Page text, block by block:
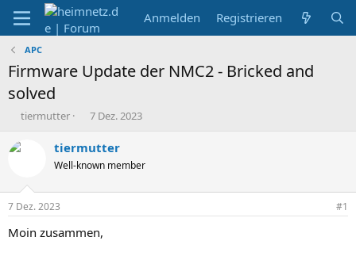
Anmelden Registrieren
APC
Firmware Update der NMC2 - Bricked and
solved
E
s
l
e
r
tiermutter
E
s
e
t
a
7 Dez. 2023
tiermutter
Well-known member
7 Dez. 2023 #1
Moin zusammen,